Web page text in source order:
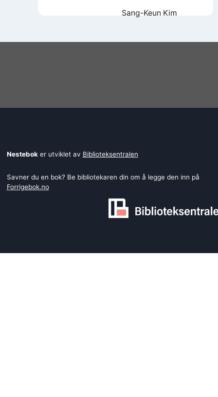
Sang-Keun Kim
Nesteboker utviklet av Biblioteksentralen
Savner du en bok? Be bibliotekaren din om å legge den inn på
Forrigebok.no